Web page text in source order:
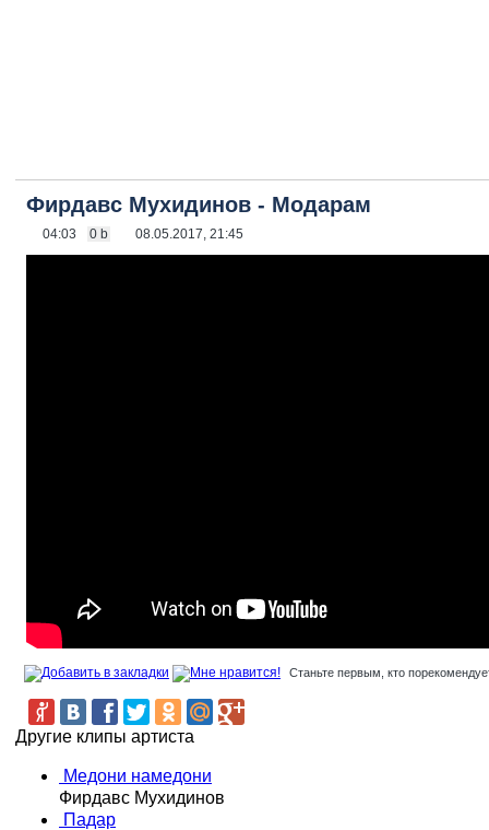
Фирдавс Мухидинов - Модарам
04:03 0 b 08.05.2017, 21:45
Станьте первым, кто
Другие клипы артиста
Медони намедони
Фирдавс Мухидинов
Падар